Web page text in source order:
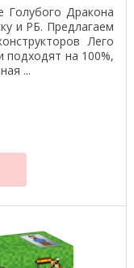
Голубого Дракона
и РБ. Предлагаем
Лего
подходят на 100%,
...